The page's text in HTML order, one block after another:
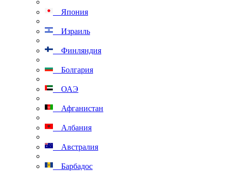
Япония
Израиль
Финляндия
Болгария
ОАЭ
Афганистан
Албания
Австралия
Барбадос